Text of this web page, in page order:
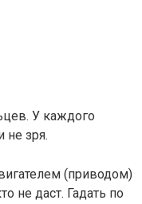
У каждого
не зря.
(приводом)
не даст. Гадать по